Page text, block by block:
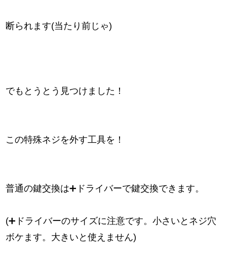
断られます(当たり前じゃ)
でもとうとう見つけました！
この特殊ネジを外す工具を！
普通の鍵交換は➕ドライバーで鍵交換できます。
(➕ドライバーのサイズに注意です。小さいとネジ穴
ボケます。大きいと使えません)